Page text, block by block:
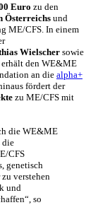
Euro zu den
Österreichs und
ME/CFS. In einem
Wielschersowie
erhält den WE&ME
an die alpha+
fördert der
zu ME/CFS mit
die WE&ME
die
CFS
genetisch
verstehen
und
so